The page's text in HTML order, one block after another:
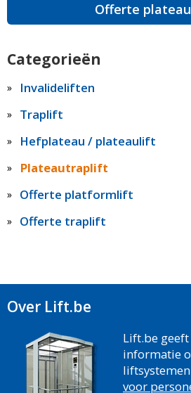
Offerte
Categorieën
Invalideliften
Traplift
Hefplateau / plateaulift
Plateautraplift
Offerte platformlift
Offerte traplift
Over Lift.be
Lift.be
informatie
voor